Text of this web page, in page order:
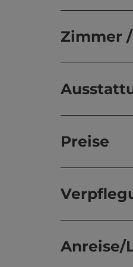
Zimmer
Preise
Anreise/